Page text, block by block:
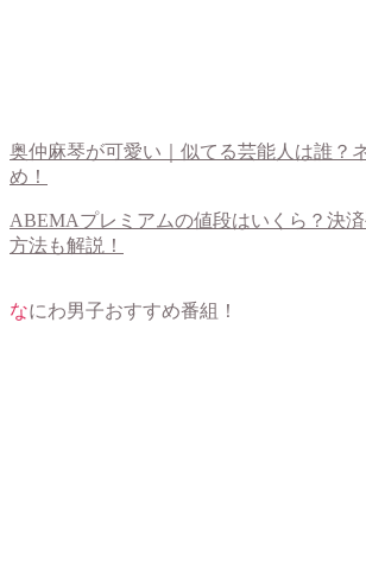
奥仲麻琴が可愛い｜似てる芸能人は誰？
め！
ABEMAプレミアムの値段はいくら？決
方法も解説！
なにわ男子おすすめ番組！